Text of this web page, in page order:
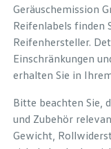
Geräuschemission
Reifenlabels finden
Reifenhersteller.
Einschränkungen
erhalten Sie in
Bitte beachten Sie,
und Zubehör
Gewicht,